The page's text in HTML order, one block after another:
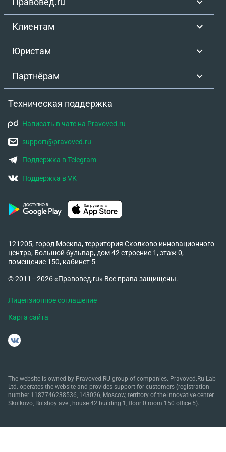
Клиентам
Юристам
Партнёрам
Техническая поддержка
Написать в чате на Pravoved.ru
support@pravoved.ru
Поддержка в Telegram
Поддержка в VK
121205, город Москва, территория Сколково инновационного
центра, Большой бульвар, дом 42 строение 1, этаж 0,
помещение 150, кабинет 5
© 2011—2026 «Правовед.ru» Все права защищены.
Лицензионное соглашение
Карта сайта
The website is owned by Pravoved.RU group of companies. Pravoved.Ru Lab
Ltd. operates the website and provides support for customers (registration
number 1187746238536, 143026, Moscow, territory of the innovative center
Skolkovo, Bolshoy ave., house 42 building 1, floor 0 room 150 office 5).